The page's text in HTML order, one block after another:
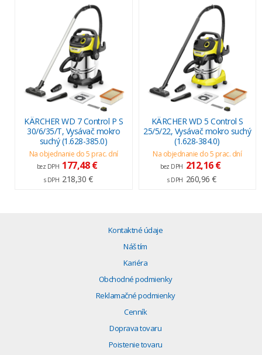
KÄRCHER WD 7 Control P S
30/6/35/T, Vysávač mokro
suchý (1.628-385.0)
Na objednanie do 5 prac. dní
bez DPH 177,48 €
s DPH 218,30 €
KÄRCHER WD 5 Control S
25/5/22, Vysávač mokro suchý
(1.628-384.0)
Na objednanie do 5 prac. dní
bez DPH 212,16 €
s DPH 260,96 €
Kontaktné údaje
Náš tím
Kariéra
Obchodné podmienky
Reklamačné podmienky
Cenník
Doprava tovaru
Poistenie tovaru